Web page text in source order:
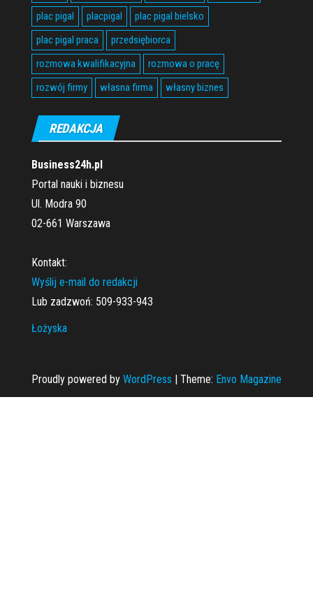
plac pigal
placpigal
plac pigal bielsko
plac pigal praca
przedsiębiorca
rozmowa kwalifikacyjna
rozmowa o pracę
rozwój firmy
własna firma własny biznes
REDAKCJA
Business24h.pl
Portal nauki i biznesu
Ul. Modra 90
02-661 Warszawa
Kontakt:
Wyślij e-mail do redakcji
Lub zadzwoń: 509-933-943
Łożyska
Proudly powered by WordPress Theme: Envo Magazine